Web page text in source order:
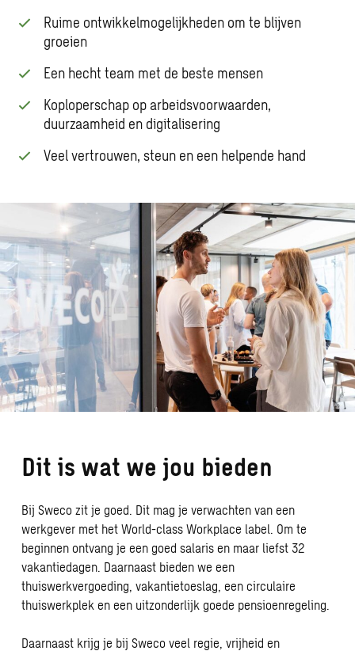
Ruime ontwikkelmogelijkheden om te blijven
groeien
Een hecht team met de beste mensen
Koploperschap op arbeidsvoorwaarden,
duurzaamheid en digitalisering
Veel vertrouwen, steun en een helpende hand
Dit is wat we jou bieden
Bij Sweco zit je goed. Dit mag je verwachten van een
werkgever met het World-class Workplace label. Om te
beginnen ontvang je een goed salaris en maar liefst 32
vakantiedagen. Daarnaast bieden we een
thuiswerkvergoeding, vakantietoeslag, een circulaire
thuiswerkplek en een uitzonderlijk goede pensioenregeling.
Daarnaast krijg je bij Sweco veel regie, vrijheid en